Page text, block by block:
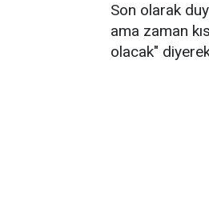
Son olarak
ama zaman
olacak"